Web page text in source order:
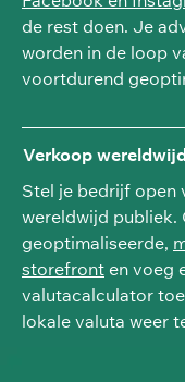
de rest doen. Je
worden in de loop
voortdurend
Verkoop wereldwijd
Stel je bedrijf open
wereldwijd publiek.
geoptimaliseerde,
storefront en voeg
valutacalculator
lokale valuta weer